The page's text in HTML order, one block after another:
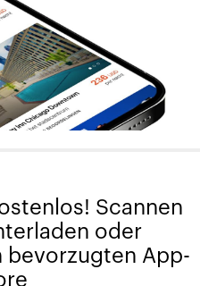
Scannen
oder
bevorzugten App-